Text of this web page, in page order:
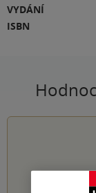
VYDÁNÍ
ISBN